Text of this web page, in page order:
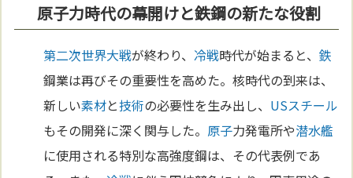
原子力時代の幕開けと鉄鋼の新たな役割
第二次世界大戦が終わり、 冷戦時代が始まると、鉄
鋼業は再びその重要性を高めた。核時代の到来は、
新しい素材と技術の必要性を生み出し、 USスチール
もその開発に深く関与した。 原子力発電所や潜水艦
に使用される特別な高強度鋼は、その代表例であ